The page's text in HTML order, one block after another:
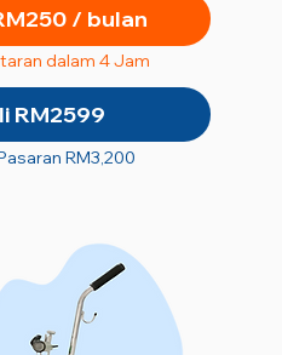
/ bulan
dalam 4 Jam
RM2599
RM3,200